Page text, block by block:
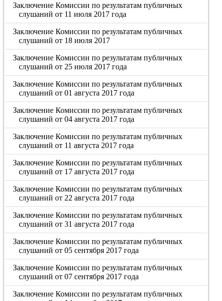
Заключение Комиссии по результатам публичных
слушаний от 11 июля 2017 года
Заключение Комиссии по результатам публичных
слушаний от 18 июля 2017
Заключение Комиссии по результатам публичных
слушаний от 25 июля 2017 года
Заключение Комиссии по результатам публичных
слушаний от 01 августа 2017 года
Заключение Комиссии по результатам публичных
слушаний от 04 августа 2017 года
Заключение Комиссии по результатам публичных
слушаний от 11 августа 2017 года
Заключение Комиссии по результатам публичных
слушаний от 17 августа 2017 года
Заключение Комиссии по результатам публичных
слушаний от 22 августа 2017 года
Заключение Комиссии по результатам публичных
слушаний от 31 августа 2017 года
Заключение Комиссии по результатам публичных
слушаний от 05 сентября 2017 года
Заключение Комиссии по результатам публичных
слушаний от 07 сентября 2017 года
Заключение Комиссии по результатам публичных